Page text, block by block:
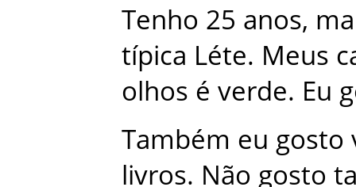
Tenho 25 anos,
típica Léte. Meus
olhos é verde. Eu
Também eu gosto
livros. Não gosto